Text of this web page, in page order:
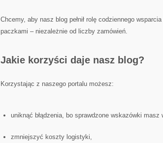
Chcemy, aby nasz blog pełnił rolę codziennego
paczkami – niezależnie od liczby zamówień.
Jakie korzyści daje nasz blog?
Korzystając z naszego portalu możesz:
uniknąć błądzenia, bo sprawdzone wskazówki masz
zmniejszyć koszty logistyki,